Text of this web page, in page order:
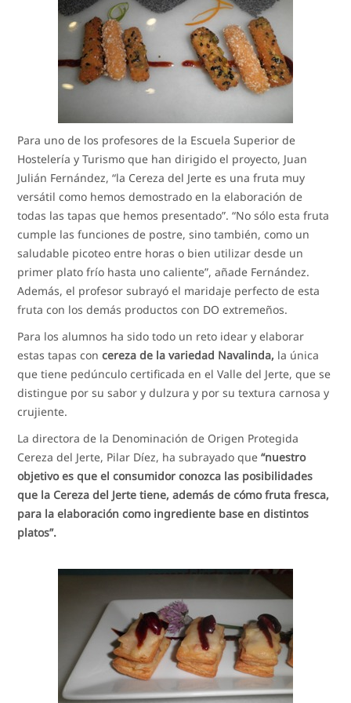
Para uno de los profesores de la Escuela Superior de
Hostelería y Turismo que han dirigido el proyecto, Juan
Julián Fernández, “la Cereza del Jerte es una fruta muy
versátil como hemos demostrado en la elaboración de
todas las tapas que hemos presentado”. “No sólo esta fruta
cumple las funciones de postre, sino también, como un
saludable picoteo entre horas o bien utilizar desde un
primer plato frío hasta uno caliente”, añade Fernández.
Además, el profesor subrayó el maridaje perfecto de esta
fruta con los demás productos con DO extremeños.
Para los alumnos ha sido todo un reto idear y elaborar
estas tapas concereza de la variedad Navalinda, la única
que tiene pedúnculo certificada en el Valle del Jerte, que se
distingue por su sabor y dulzura y por su textura carnosa y
crujiente.
La directora de la Denominación de Origen Protegida
Cereza del Jerte, Pilar Díez, ha subrayado que“nuestro
objetivo es que el consumidor conozca las posibilidades
que la Cereza del Jerte tiene, además de cómo fruta fresca,
para la elaboración como ingrediente base en distintos
platos”.